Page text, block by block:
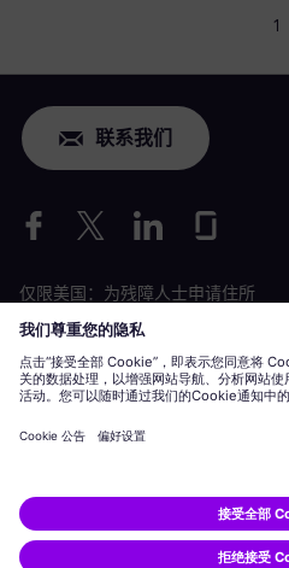
1
联系我们
仅限美国：为残障人士申请住所
劳工情况申请
Siemens Energy 是由 Siemens AG